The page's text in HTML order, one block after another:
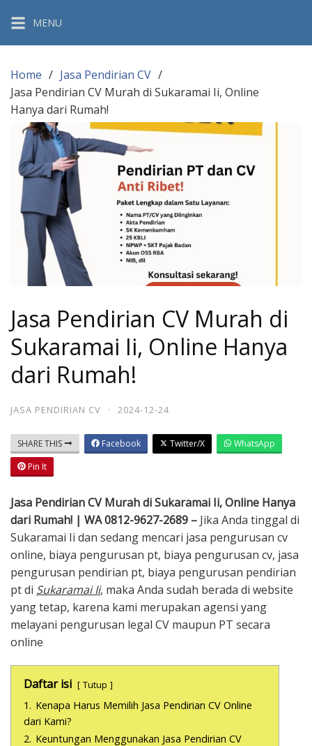
content
MENU
Home
Jasa Pendirian CV
Jasa Pendirian CV Murah di Sukaramai Ii, Online
Hanya dari Rumah!
Jasa Pendirian CV Murah di
Sukaramai Ii, Online Hanya
dari Rumah!
JASA PENDIRIAN CV · 2024-12-24
SHARE THIS Facebook Twitter/X
WhatsApp
Pin It
Jasa Pendirian CV Murah di Sukaramai Ii, Online Hanya
dari Rumah! | WA 0812-9627-2689 – Jika Anda tinggal di
Sukaramai Ii dan sedang mencari jasa pengurusan cv
online, biaya pengurusan pt, biaya pengurusan cv, jasa
pengurusan pendirian pt, biaya pengurusan pendirian
pt di Sukaramai Ii, maka Anda sudah berada di website
yang tetap, karena kami merupakan agensi yang
melayani pengurusan legal CV maupun PT secara
online
Daftar isi Tutup
1. Kenapa Harus Memilih Jasa Pendirian CV Online
dari Kami?
2. Keuntungan Menggunakan Jasa Pendirian CV